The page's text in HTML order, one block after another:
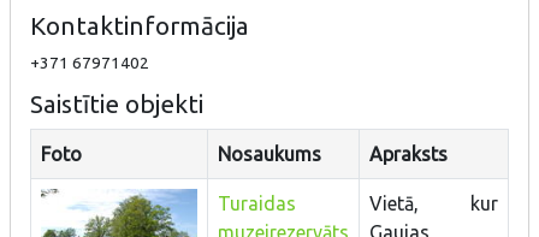
Kontaktinformācija
+371 67971402
Saistītie objekti
Foto Nosaukums Apraksts
Turaidas
muzejrezervāts
Vietā, kur
Gaujas